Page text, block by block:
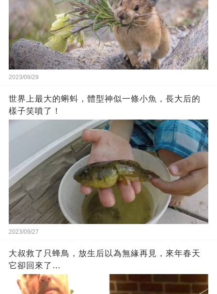
2023/09/29
世界上最大的蝌蚪，體型神似一條小魚，長大后的
樣子笑噴了！
2023/09/27
大叔救了只蜂鳥，放生后以為無緣再見，來年春天
它卻回來了…